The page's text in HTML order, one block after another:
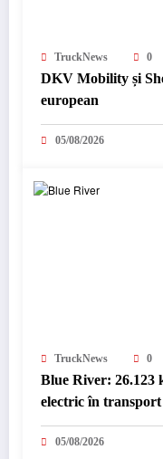
TruckNews 0
DKV Mobility și
european
05/08/2026
TruckNews 0
Blue River: 26.123
electric în
05/08/2026